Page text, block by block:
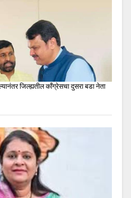
जिल्ह्यतील कॉंग्रेसचा दुसरा बडा नेता